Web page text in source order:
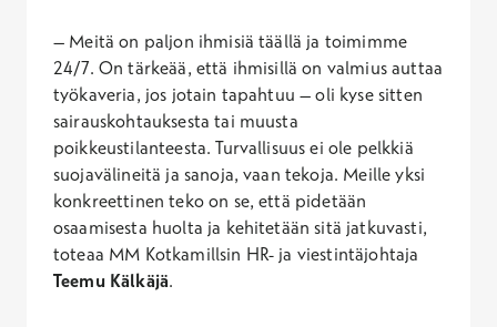
– Meitä on paljon ihmisiä täällä ja toimimme
24/7. On tärkeää, että ihmisillä on valmius auttaa
työkaveria, jos jotain tapahtuu – oli kyse sitten
sairauskohtauksesta tai muusta
poikkeustilanteesta. Turvallisuus ei ole pelkkiä
suojavälineitä ja sanoja, vaan tekoja. Meille yksi
konkreettinen teko on se, että pidetään
osaamisesta huolta ja kehitetään sitä jatkuvasti,
toteaa MM Kotkamillsin HR- ja viestintäjohtaja
Teemu Kälkäjä.